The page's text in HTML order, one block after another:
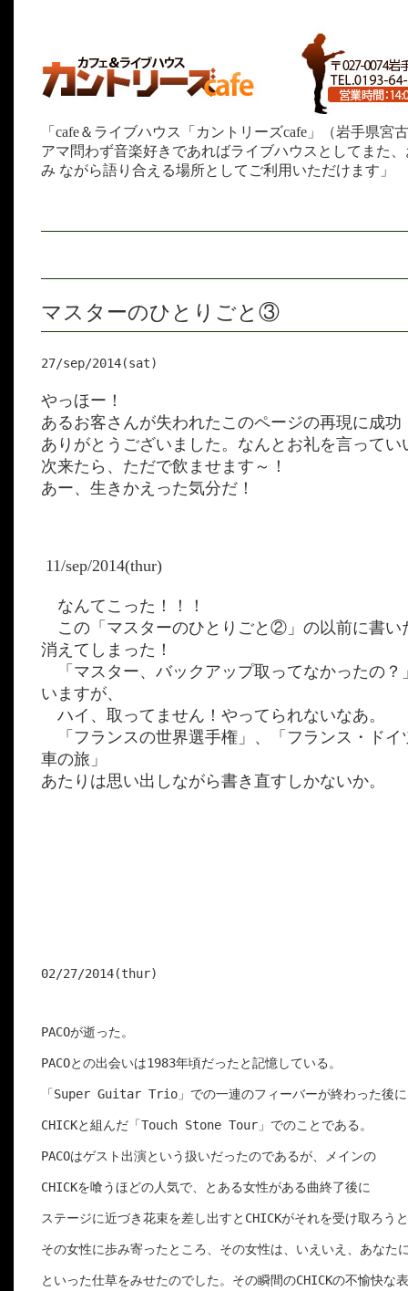
「cafe＆ライブハウス「カントリーズcafe」（岩手県宮
アマ問わず音楽好きであればライブハウスとしてまた
み ながら語り合える場所としてご利用いただけます」
マスターのひとりごと③
27/sep/2014(sat)
やっほー！
あるお客さんが失われたこのページの再現に成功
ありがとうございました。なんとお礼を言ってい
次来たら、ただで飲ませます～！
あー、生きかえった気分だ！
11/sep/2014(thur)
なんてこった！！！
この「マスターのひとりごと②」の以前に書い
消えてしまった！
「マスター、バックアップ取ってなかったの？
いますが、
ハイ、取ってません！やってられないなあ。
「フランスの世界選手権」、「フランス・ドイ
車の旅」
あたりは思い出しながら書き直すしかないか。
02/27/2014(thur)
PACOが逝った。
PACOとの出会いは1983年頃だったと記憶している。
「Super Guitar Trio」での一連のフィーバーが終わった後に
CHICKと組んだ「Touch Stone Tour」でのことである。
PACOはゲスト出演という扱いだったのであるが、メインの
CHICKを喰うほどの人気で、とある女性がある曲終了後に
ステージに近づき花束を差し出すとCHICKがそれを受け取ろうと
その女性に歩み寄ったところ、その女性は、いえいえ、あなた
といった仕草をみせたのでした。その瞬間のCHICKの不愉快な